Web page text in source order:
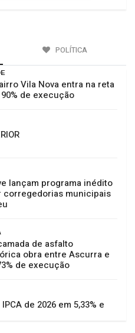
POLÍTICA
Vila Nova entra na reta
de execução
lançam programa inédito
corregedorias municipais
de asfalto
obra entre Ascurra e
de execução
de 2026 em 5,33% e